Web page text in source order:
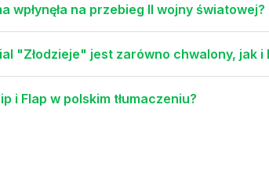
wpłynęła na przebieg II wojny światowej?
"Złodzieje" jest zarówno chwalony, jak i
i Flap w polskim tłumaczeniu?